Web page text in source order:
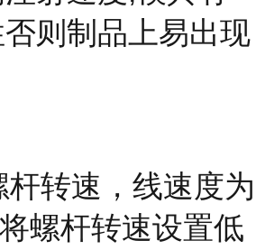
则制品上易出现
转速，线速度为
螺杆转速设置低